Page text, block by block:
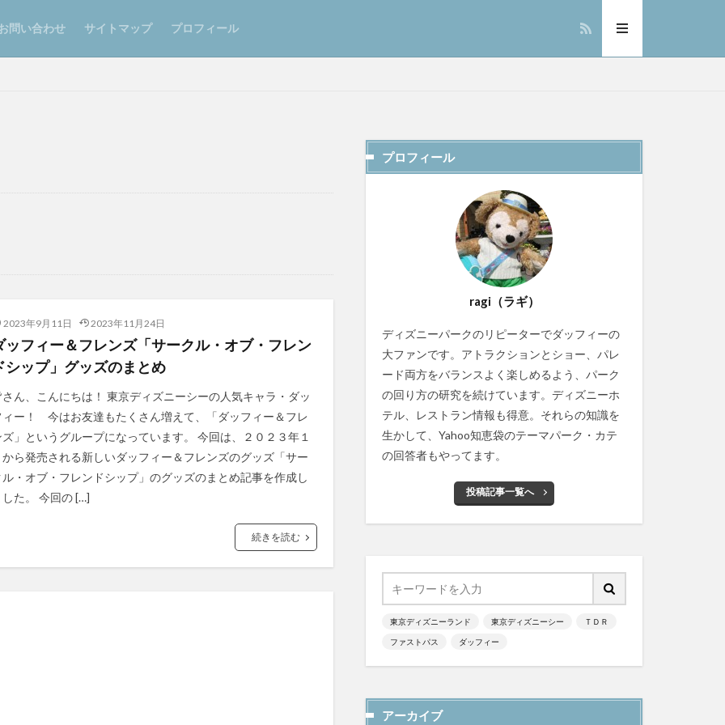
問い合わせ サイトマップ プロフィール
2023年9月11日 2023年11月24日
ッフィー＆フレンズ「サークル・オブ・フレン
シップ」グッズのまとめ
さん、こんにちは！ 東京ディズニーシーの人気キャラ・ダッ
ィー！ 今はお友達もたくさん増えて、「ダッフィー＆フレ
ズ」というグループになっています。 今回は、２０２３年１
から発売される新しいダッフィー＆フレンズのグッズ「サー
ル・オブ・フレンドシップ」のグッズのまとめ記事を作成し
した。 今回の […]
続きを読む
プロフィール
ragi（ラギ）
ディズニーパークのリピーターでダッフィーの
大ファンです。アトラクションとショー、パレ
ード両方をバランスよく楽しめるよう、パーク
の回り方の研究を続けています。ディズニーホ
テル、レストラン情報も得意。それらの知識を
生かして、Yahoo知恵袋のテーマパーク・カテ
の回答者もやってます。
投稿記事一覧へ
東京ディズニーランド 東京ディズニーシー ＴＤＲ
ファストパス ダッフィー
アーカイブ